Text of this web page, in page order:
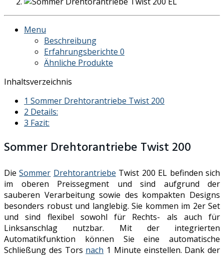
Menu
Beschreibung
Erfahrungsberichte 0
Ähnliche Produkte
Inhaltsverzeichnis
1 Sommer Drehtorantriebe Twist 200
2 Details:
3 Fazit:
Sommer Drehtorantriebe Twist 200
DieSommer Drehtorantriebe Twist 200 EL befinden sich
im oberen Preissegment und sind aufgrund der
sauberen Verarbeitung sowie des kompakten Designs
besonders robust und langlebig. Sie kommen im 2er Set
und sind flexibel sowohl für Rechts- als auch für
Linksanschlag nutzbar. Mit der integrierten
Automatikfunktion können Sie eine automatische
Schließung des Tors nach 1 Minute einstellen. Dank der